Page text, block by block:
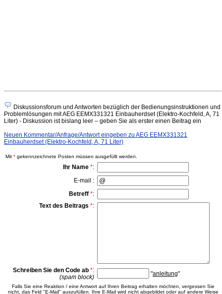
Diskussionsforum und Antworten bezüglich der Bedienungsinstruktionen und
Problemlösungen mit AEG EEMX331321 Einbauherdset (Elektro-Kochfeld, A, 71
Liter) - Diskussion ist bislang leer – geben Sie als erster einen Beitrag ein
Neuen Kommentar/Anfrage/Antwort eingeben zu AEG EEMX331321
Einbauherdset (Elektro-Kochfeld, A, 71 Liter)
Mit * gekennzeichnete Posten müssen ausgefüllt werden.
Ihr Name *:
E-mail :
Betreff *:
Text des Beitrags *:
Schreiben Sie den Code ab *:
(spam block)
"anleitung"
Falls Sie eine Reaktion / eine Antwort auf Ihren Beitrag erhalten möchten, vergessen Sie
nicht, das Feld "E-Mail" auszufüllen. Ihre E-Mail wird nicht abgebildet oder auf andere Weise